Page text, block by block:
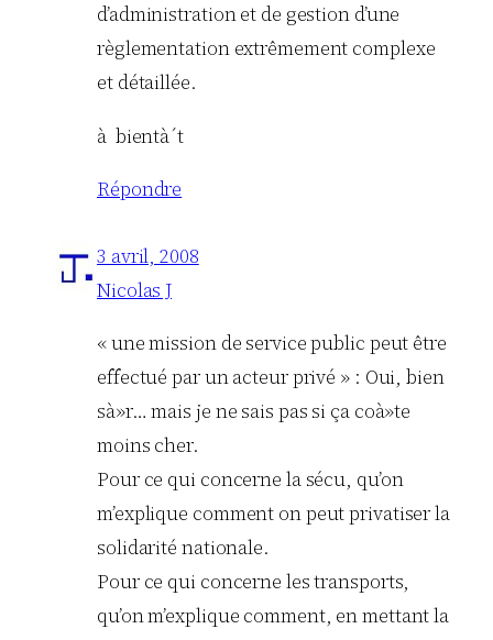
d’administration et de gestion d’une
règlementation extrêmement complexe
et détaillée.
à bientà´t
Répondre
3 avril, 2008
Nicolas J
« une mission de service public peut être
effectué par un acteur privé » : Oui, bien
sà»r… mais je ne sais pas si ça coà»te
moins cher.
Pour ce qui concerne la sécu, qu’on
m’explique comment on peut privatiser la
solidarité nationale.
Pour ce qui concerne les transports,
qu’on m’explique comment, en mettant la